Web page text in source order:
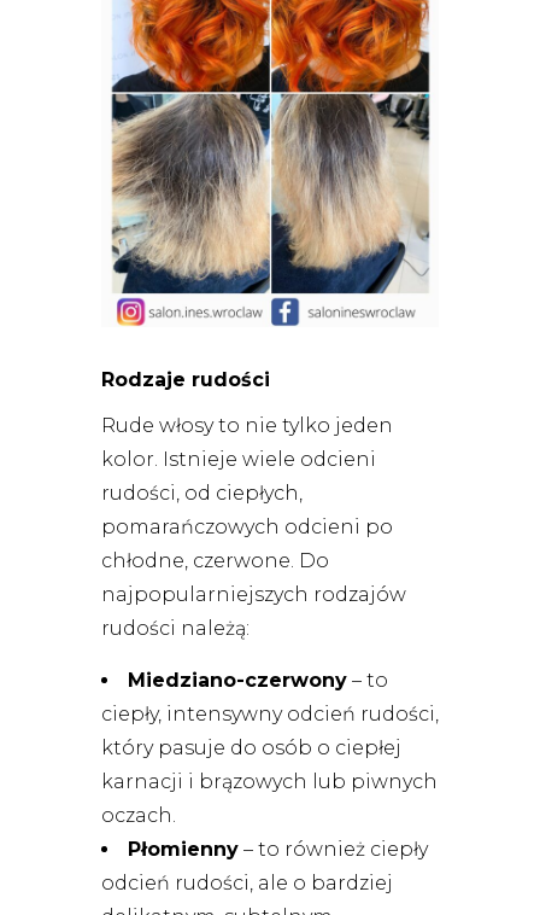
Rodzaje rudości
Rude włosy to nie tylko jeden
kolor. Istnieje wiele odcieni
rudości, od ciepłych,
pomarańczowych odcieni po
chłodne, czerwone. Do
najpopularniejszych rodzajów
rudości należą:
Miedziano-czerwony – to
ciepły, intensywny odcień rudości,
który pasuje do osób o ciepłej
karnacji i brązowych lub piwnych
oczach.
Płomienny – to również ciepły
odcień rudości, ale o bardziej